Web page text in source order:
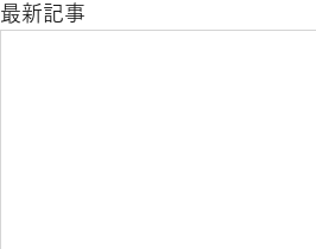
最新記事